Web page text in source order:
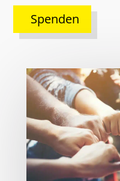
Spenden